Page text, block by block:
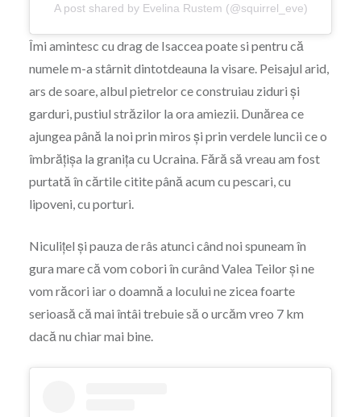
A post shared by Evelina Rustem (@squirrel_eve)
Îmi amintesc cu drag de Isaccea poate si pentru că
numele m-a stârnit dintotdeauna la visare. Peisajul arid,
ars de soare, albul pietrelor ce construiau ziduri și
garduri, pustiul străzilor la ora amiezii. Dunărea ce
ajungea până la noi prin miros și prin verdele luncii ce o
îmbrățișa la granița cu Ucraina. Fără să vreau am fost
purtată în cărtile citite până acum cu pescari, cu
lipoveni, cu porturi.
Niculițel și pauza de râs atunci când noi spuneam în
gura mare că vom cobori în curând Valea Teilor și ne
vom răcori iar o doamnă a locului ne zicea foarte
serioasă că mai întâi trebuie să o urcăm vreo 7 km
dacă nu chiar mai bine.